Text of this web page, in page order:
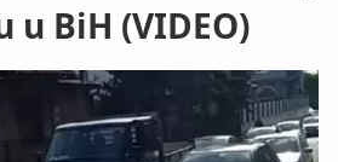
u BiH (VIDEO)